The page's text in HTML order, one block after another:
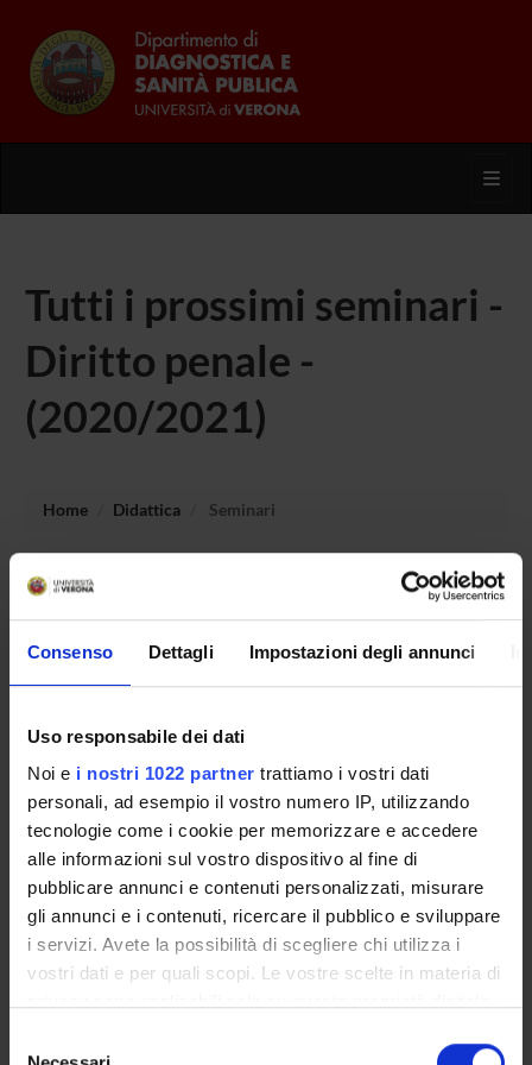
Consenso Dettagli Impostazioni degli annunci
Uso responsabile dei dati
Noi e i nostri 1022 partner trattiamo i vostri dati
personali, ad esempio il vostro numero IP, utilizzando
tecnologie come i cookie per memorizzare e accedere
alle informazioni sul vostro dispositivo al fine di
pubblicare annunci e contenuti personalizzati, misurare
gli annunci e i contenuti, ricercare il pubblico e sviluppare
i servizi. Avete la possibilità di scegliere chi utilizza i
vostri dati e per quali scopi. Le vostre scelte in materia di
modificare o revocare il proprio consenso in qualsiasi
Tutti i prossimi seminari -
Diritto penale -
(2020/2021)
Home Didattica Seminari
Non è stato trovato alcun seminario relativo
CORSI DI STUDIO
DOTTORATI, MASTER E FORMAZIONE SUPERIORE
Contatti
Persone
Luoghi
Calendario